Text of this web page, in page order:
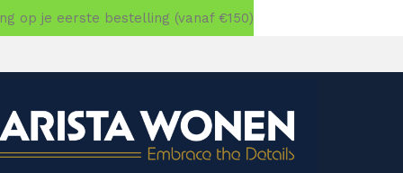
op je eerste bestelling (vanaf €150)